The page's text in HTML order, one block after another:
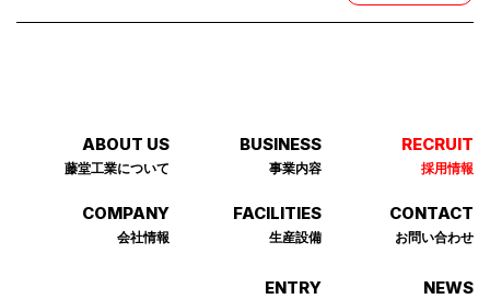
ABOUT US
藤堂⼯業について
COMPANY
会社情報
BUSINESS
事業内容
FACILITIES
⽣産設備
RECRUIT
採⽤情報
ENTRY
CONTACT
お問い合わせ
NEWS